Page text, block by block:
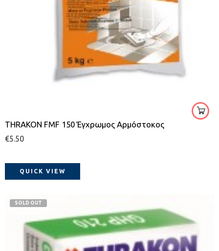
THRAKON FMF 150 Έγχρωμος Αρμόστοκος
€5.50
QUICK VIEW
SOLD OUT